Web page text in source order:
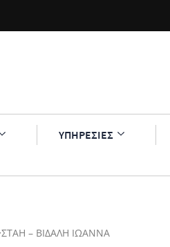
ΥΠΗΡΕΣΙΕΣ
ΣΤΑΗ – ΒΙΔΑΛΗ ΙΩΑΝΝΑ